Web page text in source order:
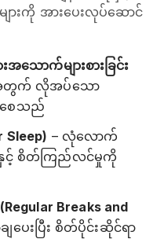
ကို အားပေးလုပ်ဆောင်
ောက်များစားခြင်း
တွက် လိုအပ်သော
စေသည်
Sleep) – လုံလောက်
င့် စိတ်ကြည်လင်မှုကို
Breaks and
ျပေးပြီး စိတ်ပိုင်းဆိုင်ရာ